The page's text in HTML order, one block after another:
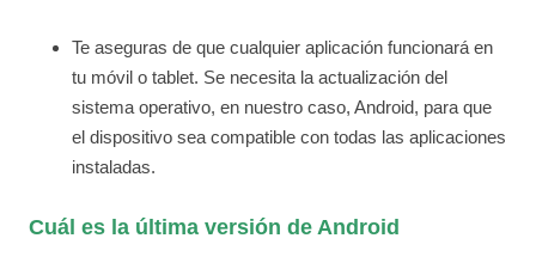
Te aseguras de que cualquier aplicación funcionará en
tu móvil o tablet. Se necesita la actualización del
sistema operativo, en nuestro caso, Android, para que
el dispositivo sea compatible con todas las aplicaciones
instaladas.
Cuál es la última versión de Android